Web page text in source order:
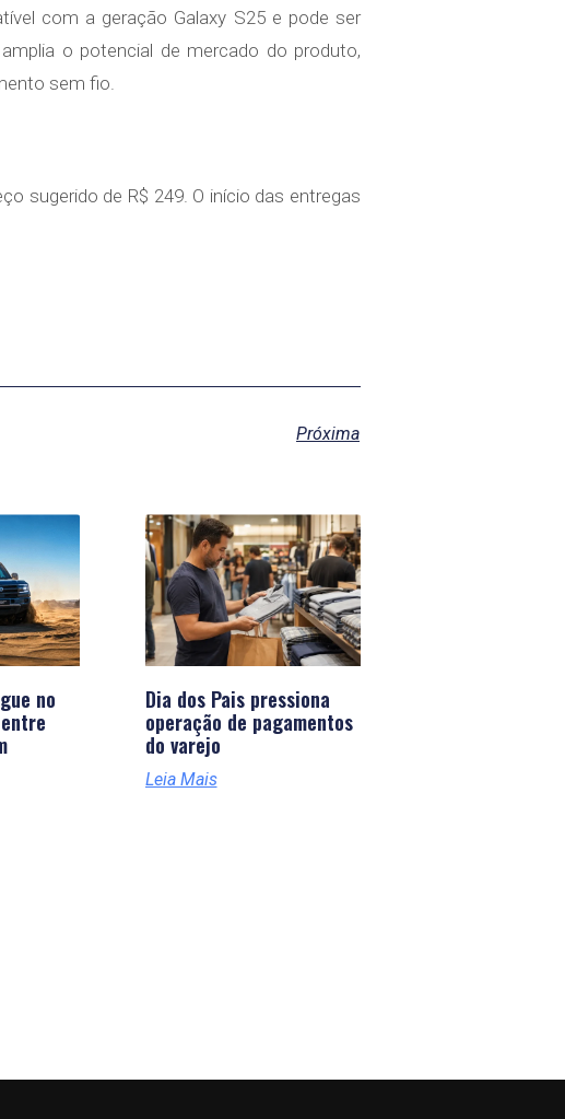
com a geração Galaxy S25 e pode ser
o potencial de mercado do produto,
sem fio.
sugerido de R$ 249. O início das entregas
Próxima
no
Dia dos Pais pressiona
operação de pagamentos
do varejo
Leia Mais